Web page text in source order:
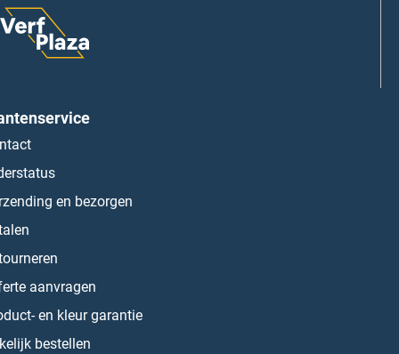
en bezorgen
aanvragen
en kleur garantie
bestellen